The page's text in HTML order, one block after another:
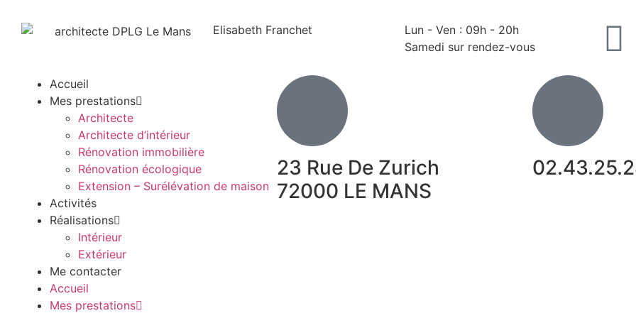
Elisabeth Franchet
Lun - Ven : 09h - 20h
Samedi sur rendez-vous
Accueil
Mes prestations
Architecte
Architecte d’intérieur
Rénovation immobilière
Rénovation écologique
Extension – Surélévation de maison
Activités
Réalisations
Intérieur
Extérieur
Me contacter
Accueil
Mes prestations
23 Rue De Zurich
72000 LE MANS